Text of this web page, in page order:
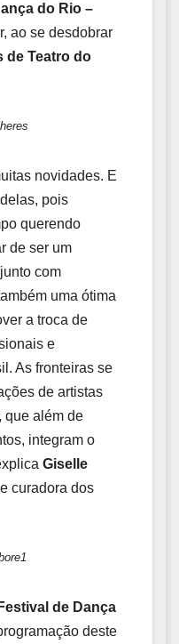
do Rio –
ao se desdobrar
de Teatro do
novidades. E
pois
querendo
de ser um
com
uma ótima
a troca de
e
As fronteiras se
de artistas
que além de
integram o
Giselle
curadora dos
Festival de Dança
deste